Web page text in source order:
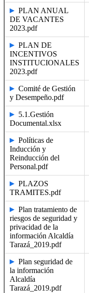
PLAN ANUAL
DE VACANTES
2023.pdf
PLAN DE
INCENTIVOS
INSTITUCIONALES
2023.pdf
Comité de Gestión
y Desempeño.pdf
5.1.Gestión
Documental.xlsx
Políticas de
Inducción y
Reinducción del
Personal.pdf
PLAZOS
TRAMITES.pdf
Plan tratamiento de
riesgos de seguridad y
privacidad de la
información Alcaldía
Tarazá_2019.pdf
Plan seguridad de
la información
Alcaldía
Tarazá_2019.pdf